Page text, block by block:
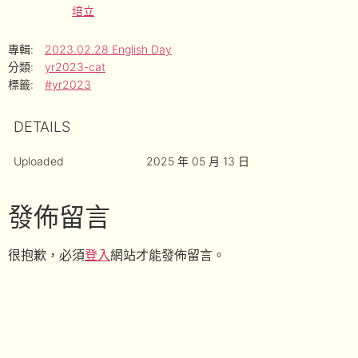
培立
專輯:
2023.02.28 English Day
分類:
yr2023-cat
標籤:
#yr2023
DETAILS
Uploaded 2025 年 05 月 13 日
發佈留言
很抱歉，必須登入網站才能發佈留言。